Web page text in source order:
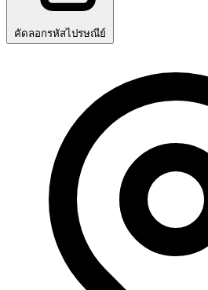
คัดลอกรหัสไปรษณีย์